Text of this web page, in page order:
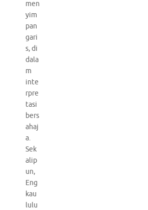
men
yim
pan
gari
s, di
dala
m
inte
rpre
tasi
bers
ahaj
a.
Sek
alip
un,
Eng
kau
lulu